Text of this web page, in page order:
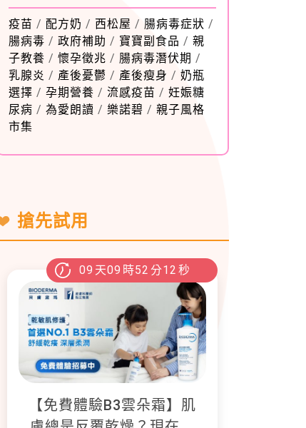
疫苗 / 配方奶 / 西松屋 / 腸病毒症狀 /
腸病毒 / 政府補助 / 寶寶副食品 / 親
子教養 / 懷孕徵兆 / 腸病毒潛伏期 /
乳腺炎 / 產後憂鬱 / 產後瘦身 / 奶瓶
選擇 / 孕期營養 / 流感疫苗 / 妊娠糖
尿病 / 為愛朗讀 / 樂諾碧 / 親子風格
市集
搶先試用
09 天09 時52 分11 秒
【免費體驗B3雲朵霜】肌